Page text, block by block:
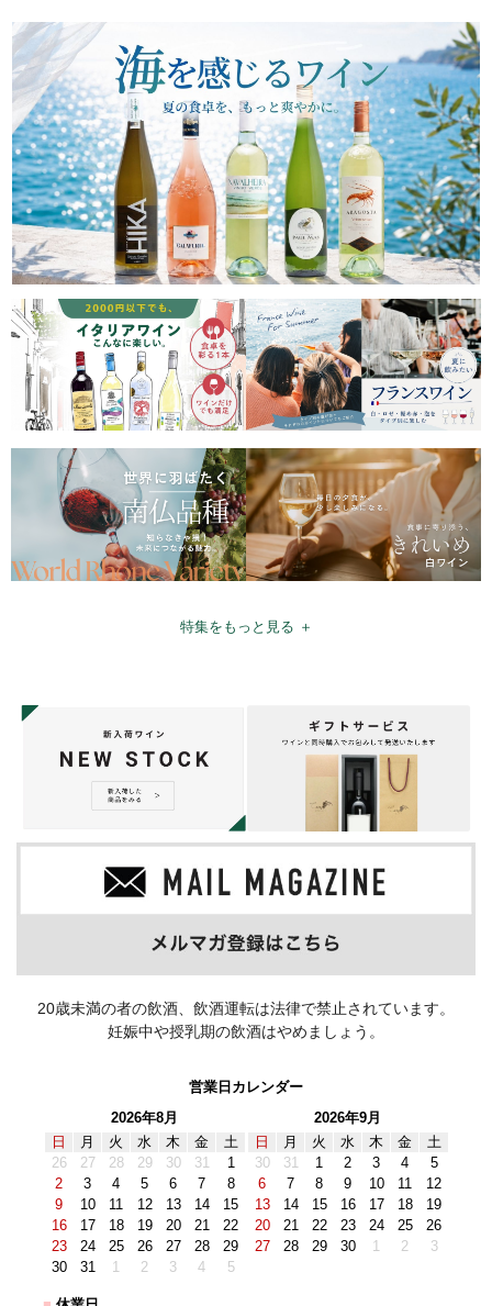
特集をもっと見る ＋
20歳未満の者の飲酒、飲酒運転は法律で禁止されています。
妊娠中や授乳期の飲酒はやめましょう。
営業日カレンダー
2026年8月
日
月 火 水 木 金
土
26
27 28 29 30 31
1
2
3 4 5 6 7
8
9
10 11 12 13 14
15
16
17 18 19 20 21
22
23
24 25 26 27 28
29
30
31 1 2 3 4 5
2026年9月
日
月 火 水 木 金
土
30
31 1 2 3 4
5
6
7 8 9 10 11
12
13
14 15 16 17 18
19
20
21 22 23 24 25
26
27
28 29 30 1 2 3